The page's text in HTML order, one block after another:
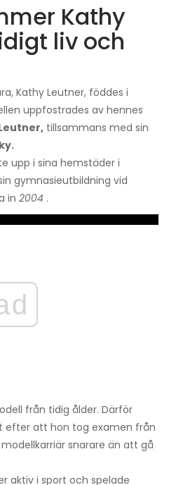
Kathy
liv och
Kathy Leutner, föddes i
uppfostrades av hennes
tillsammans med sin
upp i sina hemstäder i
gymnasieutbildning vid
in 2004 .
från tidig ålder. Därför
efter att hon tog examen från
snarare än att gå
aktiv i sport och spelade